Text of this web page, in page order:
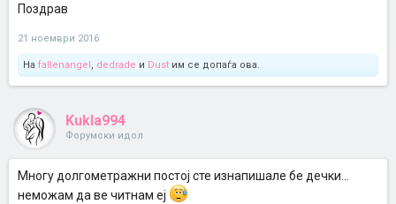
Поздрав
21 ноември 2016
На fallenangel, dedrade и Dust им се допаѓа ова.
Kukla994
Форумски идол
Многу долгометражни постој сте изнапишале бе дечки...
неможам да ве читнам еј